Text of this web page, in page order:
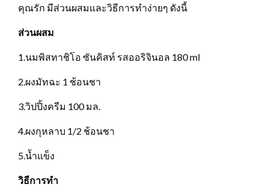
คุณรัก มีส่วนผสมและวิธีการทำง่ายๆ ดังนี้
ส่วนผสม
1.นมพิสทาชิโอ ซันคิสท์ รสออริจินอล 180 ml
2.ผงมัทฉะ 1 ช้อนชา
3.วิปปิ้งครีม 100 มล.
4.ผงกุหลาบ 1/2 ช้อนชา
5.น้ำแข็ง
วิธีการทำ